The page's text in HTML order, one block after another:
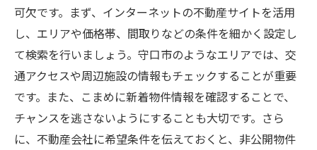
可欠です。まず、インターネットの不動産サイトを活用
し、エリアや価格帯、間取りなどの条件を細かく設定し
て検索を行いましょう。守口市のようなエリアでは、交
通アクセスや周辺施設の情報もチェックすることが重要
です。また、こまめに新着物件情報を確認することで、
チャンスを逃さないようにすることも大切です。さら
に、不動産会社に希望条件を伝えておくと、非公開物件